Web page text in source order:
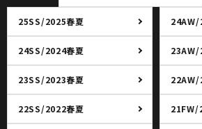
25SS/2025春夏 24AW/
24SS/2024春夏 23AW/
23SS/2023春夏 22AW/
22SS/2022春夏 21FW/